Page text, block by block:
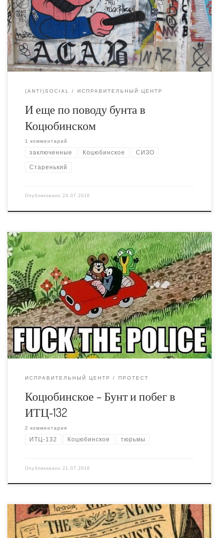
Генпрокуратуры вообще написал о бегстве работника
колонии, спровоцировавшего конфликт, а не зеков.
Источник же, первоначально раструбивший по всем
СМИ о массовом бегстве заключенных, внезапно
замолчал и так никаких уточнений не выдал.
(ANTI)SOCIAL ИСПРАВИТЕЛЬНЫЙ ЦЕНТР
И еще по поводу бунта в
Коцюбинском
1 комментарий
заключенные Коцюбинское СИЗО
Старенький
Опубликовано 24.07.2016
Почти пять лет, как я освободился из Коцюбинского.
Иногда кажется, что это всего этого вообще не было,
а иногда, что было совсем недавно, тюрьма как и
школа иногда догоняет в снах. Просыпаясь
удивляешься пару секунд, что сейчас живешь
совершенно другой жизнью. Вчера вечером прочел о
том, что в колонии произошел […]
ИСПРАВИТЕЛЬНЫЙ ЦЕНТР ПРОТЕСТ
Коцюбинское – Бунт и побег в
ИТЦ-132
2 комментария
ИТЦ-132 Коцюбинское тюрьмы
Опубликовано 21.07.2016